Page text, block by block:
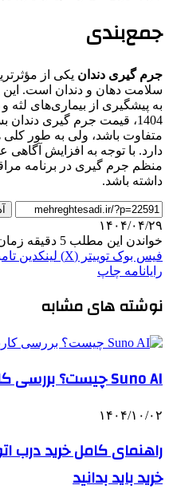
جمع‌بندی
جرم گیری دندان یکی از
سلامت دهان و دندان است. این
به پیشگیری از بیماری‌های
1404، قیمت جرم گیری
متفاوت باشد، ولی به طور
دارد. با توجه به افزایش
منظم جرم گیری در برنامه
داشته باشد.
۱۴۰۴/۰۴/۲۹
خواندن این مطلب 5 دقیقه زمان میبرد
فیس بوک توییتر (X) لینکدین
رایانامه چاپ
نوشته های مشابه
Suno AI چیست؟ بررسی کاربردها و قابلیت‌ها
۱۴۰۴/۱۰/۰۲
راهنمای کامل خرید درب
خرید باید بدانید